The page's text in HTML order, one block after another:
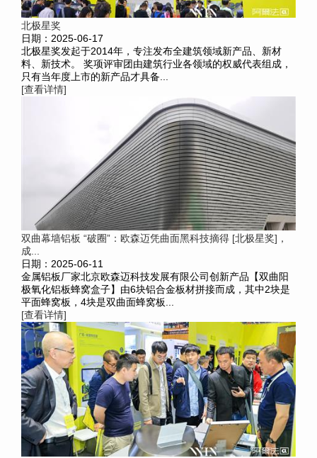
北极星奖
日期：2025-06-17
北极星奖发起于2014年，专注发布全建筑领域新产品、新材
料、新技术。 奖项评审团由建筑行业各领域的权威代表组成，
只有当年度上市的新产品才具备...
[查看详情]
双曲幕墙铝板 “破圈”：欧森迈凭曲面黑科技摘得 [北极星奖]，
成...
日期：2025-06-11
金属铝板厂家北京欧森迈科技发展有限公司创新产品【双曲阳
极氧化铝板蜂窝盒子】由6块铝合金板材拼接而成，其中2块是
平面蜂窝板，4块是双曲面蜂窝板...
[查看详情]